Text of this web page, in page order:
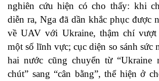
nghiên cứu hiện có cho thấy: khi
diễn ra, Nga đã dần khắc phục được
về UAV với Ukraine, thậm chí vượt
một số lĩnh vực; cục diện so sánh sức
hai nước cũng chuyển từ “Ukraine
chút” sang “cân bằng”, thể hiện ở